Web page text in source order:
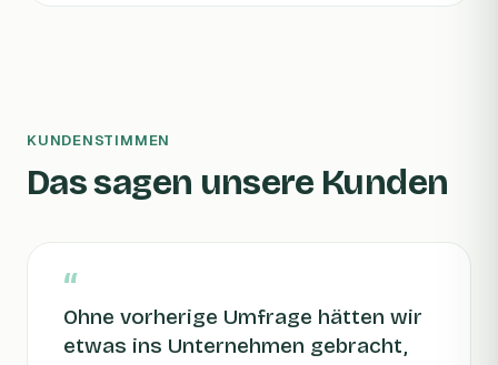
KUNDENSTIMMEN
Das sagen unsere Kunden
“
Ohne vorherige Umfrage hätten wir
etwas ins Unternehmen gebracht,